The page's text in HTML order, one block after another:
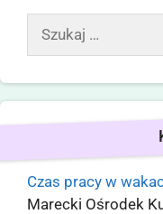
Czas pracy w
Marecki Ośrodek